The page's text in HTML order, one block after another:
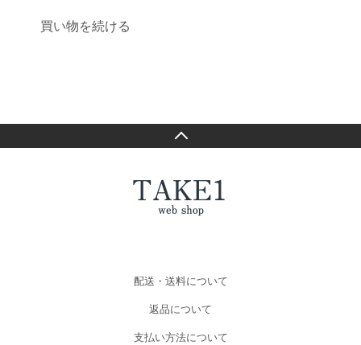
買い物を続ける
配送・送料について
返品について
支払い方法について